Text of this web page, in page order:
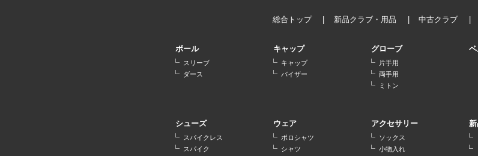
総合トップ 新品クラブ・用品 中古クラブ
ボール
スリーブ
ダース
キャップ
キャップ
バイザー
グローブ
片手用
両手用
ミトン
ベ
シューズ
スパイクレス
スパイク
ウェア
ポロシャツ
シャツ
アクセサリー
ソックス
小物入れ